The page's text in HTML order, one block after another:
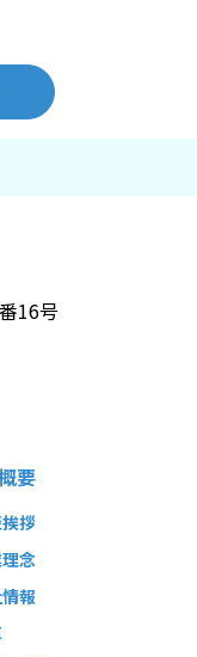
16号
要
拶
念
報